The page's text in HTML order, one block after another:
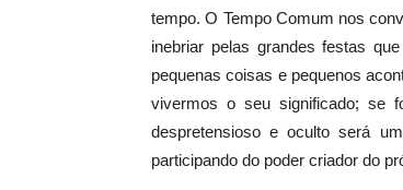
tempo. O Tempo Comum nos
inebriar pelas grandes festas
pequenas coisas e pequenos
vivermos o seu significado; se
despretensioso e oculto será
participando do poder criador do